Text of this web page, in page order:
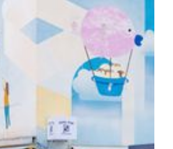
as you need. Hotel guests enjoy an
private art tour, reserve tour flexibility
PM every day. Led by a professional
MGM Chairman’s Collection and
of modern and contemporary art,
and local digital art
the dialogue between East and West,
will take home an exclusive
their art exploration.
reservation. Please register at the Front
in advance. For English tours, please
at
(853) 8806
for enquiries and registration.